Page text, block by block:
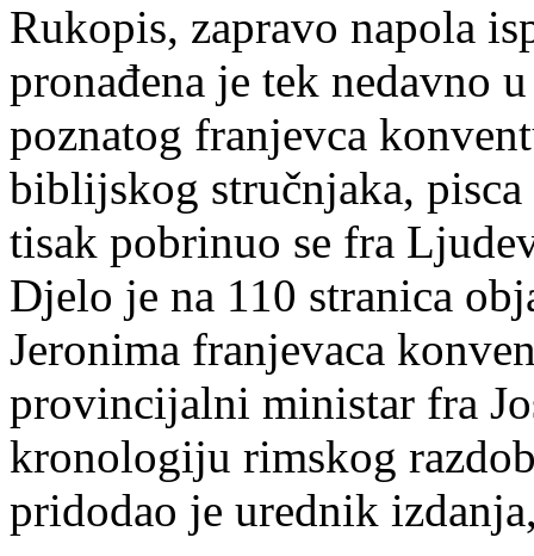
Rukopis, zapravo napola
pronađena je tek nedavno
poznatog franjevca
biblijskog stručnjaka,
tisak pobrinuo se fra
Djelo je na 110 stranica
Jeronima franjevaca
provincijalni ministar fra
kronologiju rimskog
pridodao je urednik